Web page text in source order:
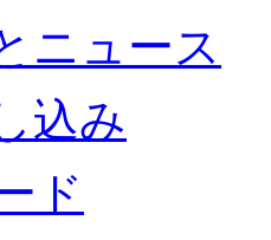
ニュース
込み
ド